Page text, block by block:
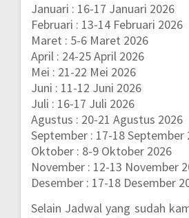
Januari : 16-17 Januari 2026
Februari : 13-14 Februari 2026
Maret : 5-6 Maret 2026
April : 24-25 April 2026
Mei : 21-22 Mei 2026
Juni : 11-12 Juni 2026
Juli : 16-17 Juli 2026
Agustus : 20-21 Agustus 2026
September : 17-18 September
Oktober : 8-9 Oktober 2026
November : 12-13 November
Desember : 17-18 Desember
Selain Jadwal yang sudah